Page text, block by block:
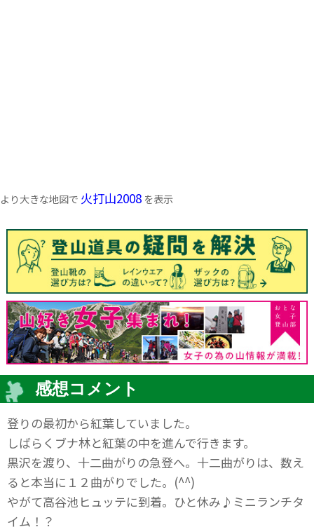
より大きな地図で 火打山2008 を表示
感想コメント
登りの最初から紅葉していました。
しばらくブナ林と紅葉の中を進んで行きます。
黒沢を渡り、十二曲がりの急登へ。十二曲がりは、数え
ると本当に１２曲がりでした。(^^)
やがて高谷池ヒュッテに到着。ひと休み♪ミニランチタ
イム！？